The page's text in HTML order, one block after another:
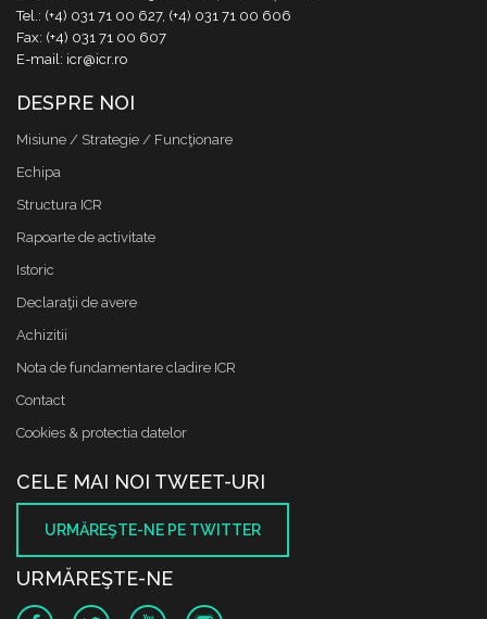
Tel.: (+4) 031 71 00 627, (+4) 031 71 00 606
Fax: (+4) 031 71 00 607
E-mail: icr@icr.ro
DESPRE NOI
Misiune / Strategie / Funcţionare
Echipa
Structura ICR
Rapoarte de activitate
Istoric
Declaraţii de avere
Achizitii
Nota de fundamentare cladire ICR
Contact
Cookies & protectia datelor
CELE MAI NOI TWEET-URI
URMĂREŞTE-NE PE TWITTER
URMĂREŞTE-NE